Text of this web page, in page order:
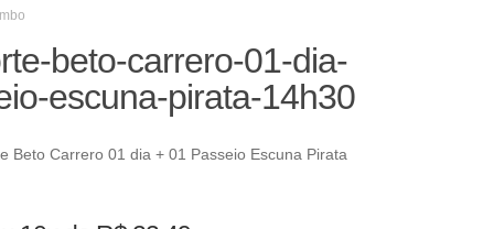
beto-carrero-01-dia-
escuna-pirata-14h30
Beto Carrero 01 dia + 01 Passeio Escuna Pirata